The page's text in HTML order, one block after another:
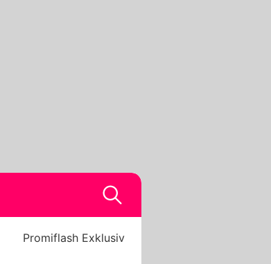
Promiflash Exklusiv